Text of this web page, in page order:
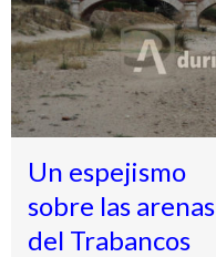
Un espejismo
sobre las arenas
del Trabancos